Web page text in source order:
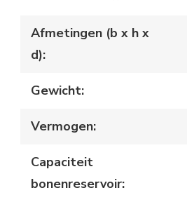
Afmetingen (b x h x
d):
Gewicht:
Vermogen:
Capaciteit
bonenreservoir: